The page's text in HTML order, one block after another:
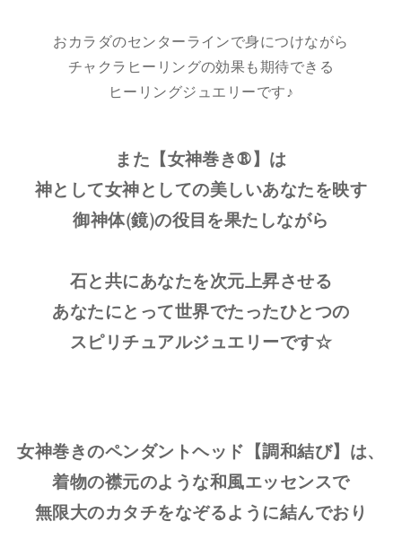
おカラダのセンターラインで身につけながら
チャクラヒーリングの効果も期待できる
ヒーリングジュエリーです♪
また【女神巻き®】は
神として女神としての美しいあなたを映す
御神体(鏡)の役目を果たしながら
石と共にあなたを次元上昇させる
あなたにとって世界でたったひとつの
スピリチュアルジュエリーです☆
女神巻きのペンダントヘッド【調和結び】は、
着物の襟元のような和風エッセンスで
無限大のカタチをなぞるように結んでおり